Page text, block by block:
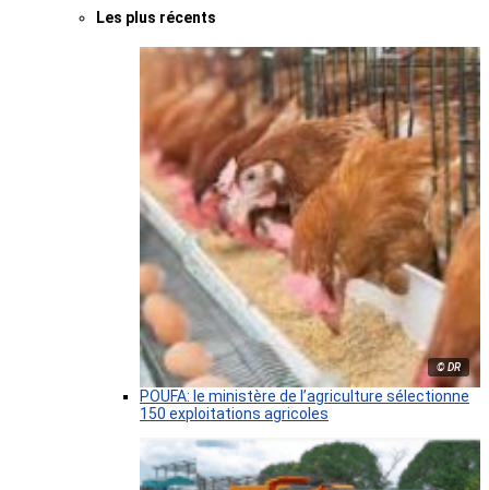
Les plus récents
© DR
POUFA: le ministère de l’agriculture sélectionne
150 exploitations agricoles